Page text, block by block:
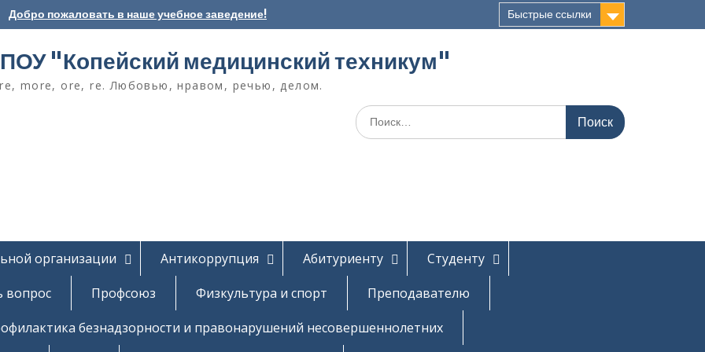
Добро пожаловать в наше учебное заведение! Быстрые ссылки
"Копейский медицинский техникум"
more, ore, re. Любовью, нравом, речью, делом.
Поиск
по:
организации Антикоррупция Абитуриенту
Студенту
вопрос Профсоюз Физкультура и спорт
Преподавателю
безнадзорности и правонарушений несовершеннолетних